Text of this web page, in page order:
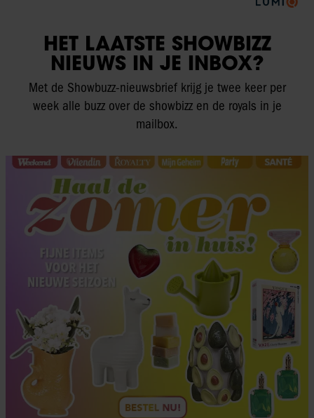
HET LAATSTE SHOWBIZZ
NIEUWS IN JE INBOX?
Met de Showbuzz-nieuwsbrief krijg je twee keer per
week alle buzz over de showbizz en de royals in je
mailbox.